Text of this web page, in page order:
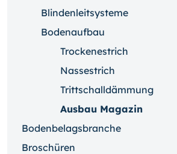
Blindenleitsysteme
Bodenaufbau
Trockenestrich
Nassestrich
Trittschalldämmung
Ausbau Magazin
Bodenbelagsbranche
Broschüren